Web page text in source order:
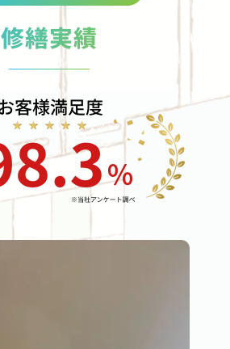
修繕実績